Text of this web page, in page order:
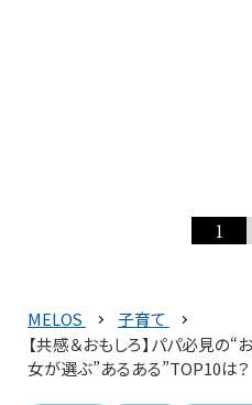
1
MELOS
子育て
【共感＆おもしろ】パパ必見の“
女が選ぶ”あるある”TOP10は？